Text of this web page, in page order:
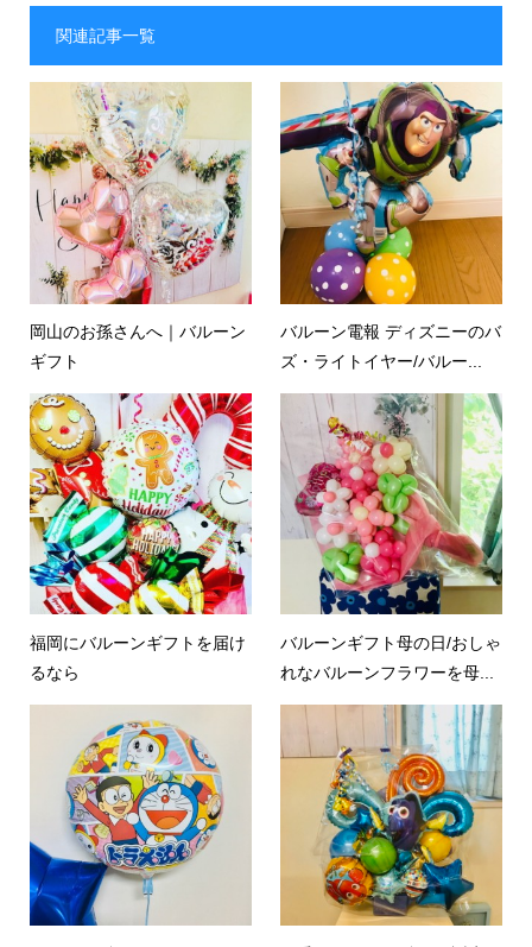
関連記事一覧
岡山のお孫さんへ｜バルーン
ギフト
バルーン電報 ディズニーのバ
ズ・ライトイヤー/バルー...
福岡にバルーンギフトを届け
るなら
バルーンギフト母の日/おしゃ
れなバルーンフラワーを母...